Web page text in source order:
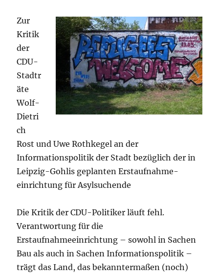
Zur
Kritik
der
CDU-
Stadtr
äte
Wolf-
Dietri
ch
Rost und Uwe Rothkegel an der
Informationspolitik der Stadt bezüglich der in
Leipzig-Gohlis geplanten Erstaufnahme-
einrichtung für Asylsuchende
Die Kritik der CDU-Politiker läuft fehl.
Verantwortung für die
Erstaufnahmeeinrichtung – sowohl in Sachen
Bau als auch in Sachen Informationspolitik –
trägt das Land, das bekanntermaßen (noch)